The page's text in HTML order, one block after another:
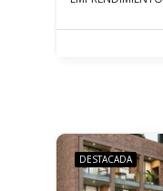
DESTACADA